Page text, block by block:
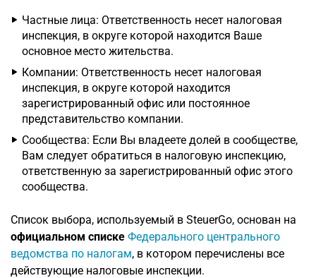
Частные лица: Ответственность несет налоговая
инспекция, в округе которой находится Ваше
основное место жительства.
Компании: Ответственность несет налоговая
инспекция, в округе которой находится
зарегистрированный офис или постоянное
представительство компании.
Сообщества: Если Вы владеете долей в сообществе,
Вам следует обратиться в налоговую инспекцию,
ответственную за зарегистрированный офис этого
сообщества.
Список выбора, используемый в SteuerGo, основан на
официальном списке Федерального центрального
ведомства по налогам, в котором перечислены все
действующие налоговые инспекции.